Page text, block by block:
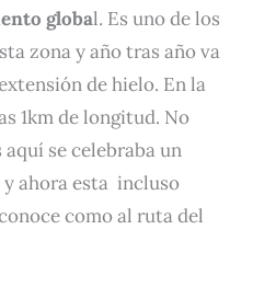
global. Es uno de los
zona y año tras año va
de hielo. En la
1km de longitud. No
se celebraba un
ahora esta incluso
como al ruta del